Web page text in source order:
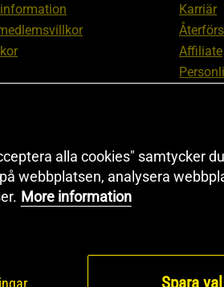
Karriär
Affiliate
Black
Artiklar
alla cookies" samtycker
webbplatsen, analysera
More information
Spara val